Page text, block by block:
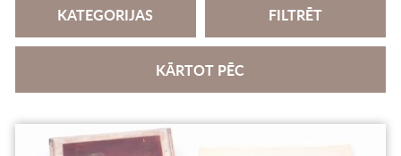
KATEGORIJAS FILTRĒT
KĀRTOT PĒC